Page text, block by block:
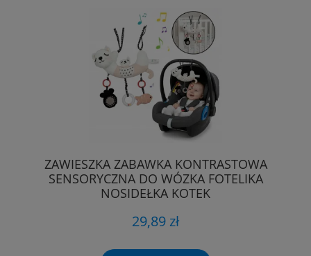
ZAWIESZKA ZABAWKA KONTRASTOWA
SENSORYCZNA DO WÓZKA FOTELIKA
NOSIDEŁKA KOTEK
29,89 zł